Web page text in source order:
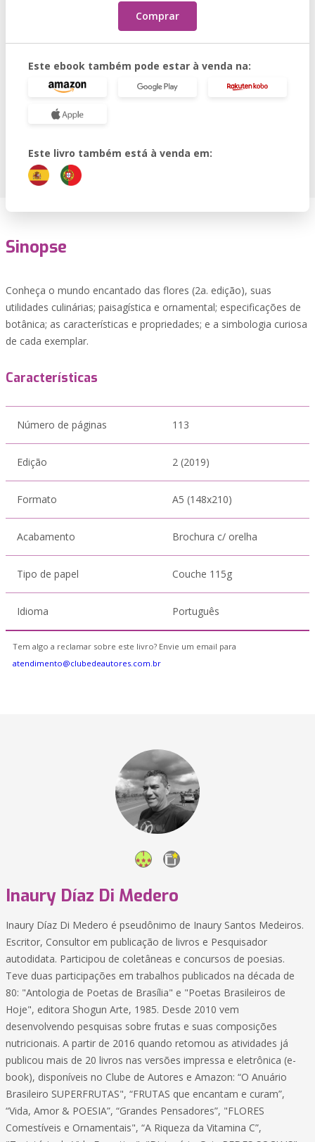
Comprar
Este ebook também pode estar à venda na:
Este livro também está à venda em:
Sinopse
Conheça o mundo encantado das flores (2a. edição), suas
utilidades culinárias; paisagística e ornamental; especificações de
botânica; as características e propriedades; e a simbologia curiosa
de cada exemplar.
Características
Número de páginas 113
Edição 2 (2019)
Formato A5 (148x210)
Acabamento Brochura c/ orelha
Tipo de papel Couche 115g
Idioma Português
Tem algo a reclamar sobre este livro? Envie um email para
atendimento@clubedeautores.com.br
Inaury Díaz Di Medero
Inaury Díaz Di Medero é pseudônimo de Inaury Santos Medeiros.
Escritor, Consultor em publicação de livros e Pesquisador
autodidata. Participou de coletâneas e concursos de poesias.
Teve duas participações em trabalhos publicados na década de
80: "Antologia de Poetas de Brasília" e "Poetas Brasileiros de
Hoje", editora Shogun Arte, 1985. Desde 2010 vem
desenvolvendo pesquisas sobre frutas e suas composições
nutricionais. A partir de 2016 quando retomou as atividades já
publicou mais de 20 livros nas versões impressa e eletrônica (e-
book), disponíveis no Clube de Autores e Amazon: “O Anuário
Brasileiro SUPERFRUTAS", “FRUTAS que encantam e curam”,
“Vida, Amor & POESIA”, “Grandes Pensadores”, "FLORES
Comestíveis e Ornamentais", “A Riqueza da Vitamina C”,